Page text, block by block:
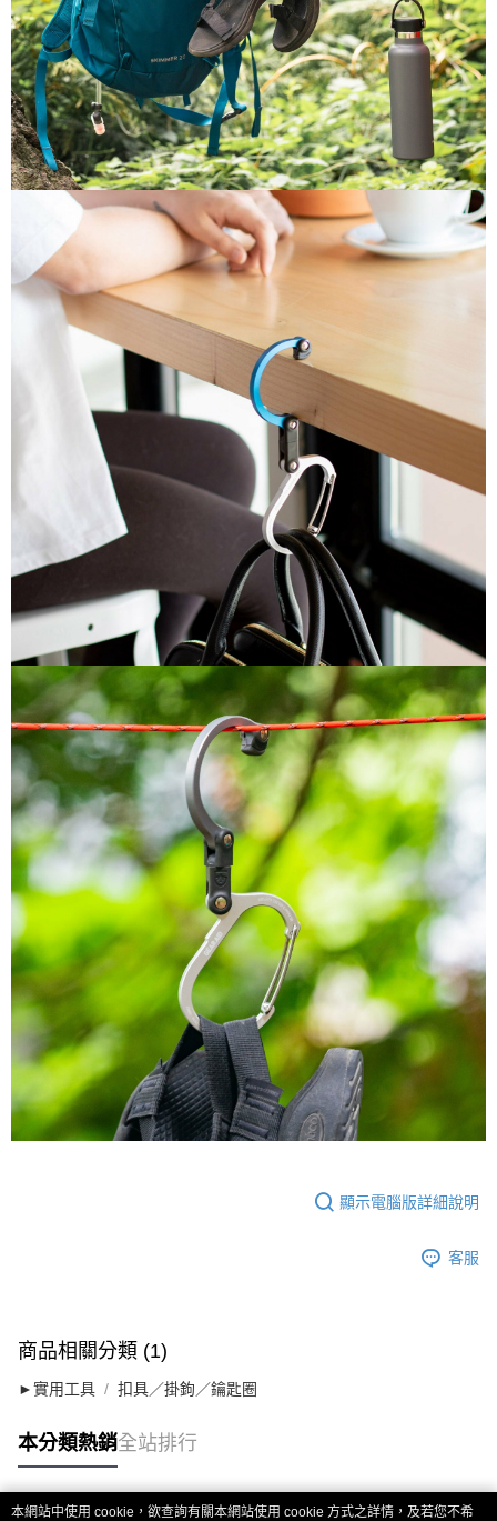
顯示電腦版詳細說明
客服
商品相關分類 (1)
►實用工具 扣具／掛鉤／鑰匙圈
本分類熱銷全站排行
本網站中使用 cookie，欲查詢有關本網站使用 cookie 方式之詳情，及若您不希